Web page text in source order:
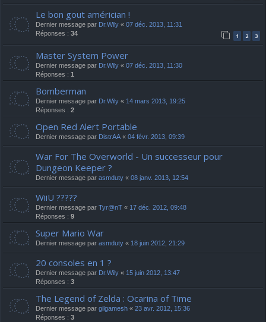
Le bon gout américian !
Dernier message par Dr.Wily « 07 déc. 2013, 11:31
Réponses : 34 1 2 3
Master System Power
Dernier message par Dr.Wily « 07 déc. 2013, 11:30
Réponses : 1
Bomberman
Dernier message par Dr.Wily « 14 mars 2013, 19:25
Réponses : 2
Open Red Alert Portable
Dernier message par DistrAA « 04 févr. 2013, 09:39
War For The Overworld - Un successeur pour
Dungeon Keeper ?
Dernier message par asmduty « 08 janv. 2013, 12:54
WiiU ?????
Dernier message par Tyr@nT « 17 déc. 2012, 09:48
Réponses : 9
Super Mario War
Dernier message par asmduty « 18 juin 2012, 21:29
20 consoles en 1 ?
Dernier message par Dr.Wily « 15 juin 2012, 13:47
Réponses : 3
The Legend of Zelda : Ocarina of Time
Dernier message par gilgamesh « 23 avr. 2012, 15:36
Réponses : 3